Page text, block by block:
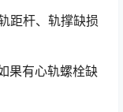
距杆、轨撑缺损
果有心轨螺栓缺